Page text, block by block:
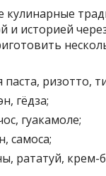
кулинарные
и историей
ризотто,
гёдза;
гуакамоле;
самоса;
рататуй, крем-